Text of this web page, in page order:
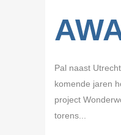
Pal naast
komende jaren
project
torens...